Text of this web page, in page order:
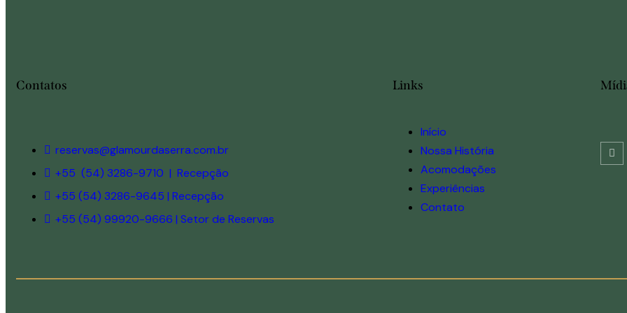
Contatos
reservas@glamourdaserra.com.br
+55 (54) 3286-9710 | Recepção
+55 (54) 3286-9645 | Recepção
+55 (54) 99920-9666 | Setor de Reservas
Links
Início
Nossa História
Acomodações
Experiências
Contato